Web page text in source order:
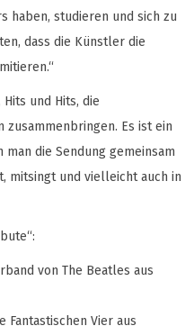
haben, studieren und sich zu
dass die Künstler die
und Hits, die
zusammenbringen. Es ist ein
die Sendung gemeinsam
mitsingt und vielleicht auch in
von The Beatles aus
Fantastischen Vier aus